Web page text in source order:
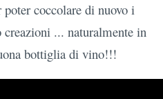
coccolare di nuovo i
... naturalmente in
bottiglia di vino!!!